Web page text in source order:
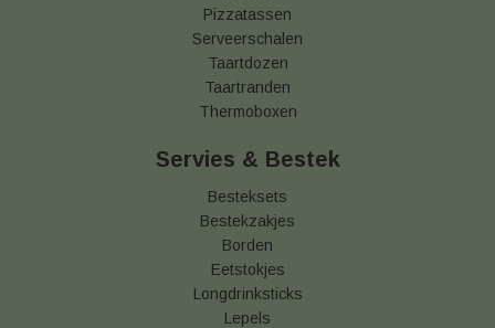
Pizzatassen
Serveerschalen
Taartdozen
Taartranden
Thermoboxen
Servies & Bestek
Besteksets
Bestekzakjes
Borden
Eetstokjes
Longdrinksticks
Lepels